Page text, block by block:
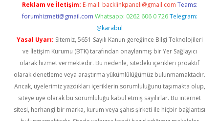
Reklam ve İletişim: E-mail: backlinkpaneli@gmail.com Teams:
forumhizmeti@gmail.com Whatsapp: 0262 606 0 726 Telegram:
@karabul
Yasal Uyarı: Sitemiz, 5651 Sayılı Kanun gereğince Bilgi Teknolojileri
ve İletişim Kurumu (BTK) tarafından onaylanmış bir Yer Sağlayıcı
olarak hizmet vermektedir. Bu nedenle, sitedeki içerikleri proaktif
olarak denetleme veya araştırma yükümlülüğümüz bulunmamaktadır.
Ancak, üyelerimiz yazdıkları içeriklerin sorumluluğunu taşımakta olup,
siteye üye olarak bu sorumluluğu kabul etmiş sayılırlar. Bu internet
sitesi, herhangi bir marka, kurum veya şahıs şirketi ile hiçbir bağlantısı